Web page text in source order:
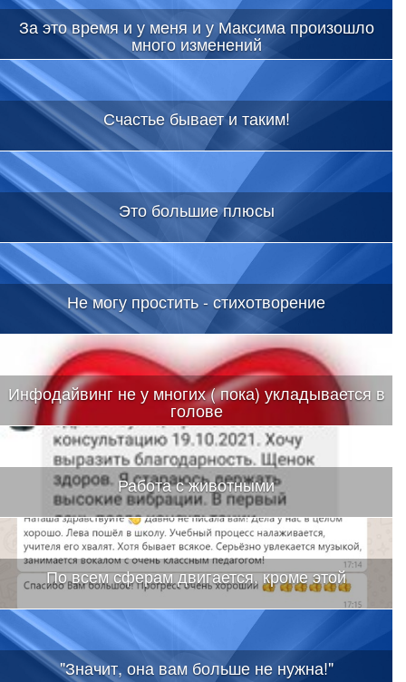
За это время и у меня и у Максима произошло
много изменений
Счастье бывает и таким!
Это большие плюсы
Не могу простить - стихотворение
Инфодайвинг не у многих ( пока) укладывается в
голове
Работа с животными
По всем сферам двигается, кроме этой
"Значит, она вам больше не нужна!"